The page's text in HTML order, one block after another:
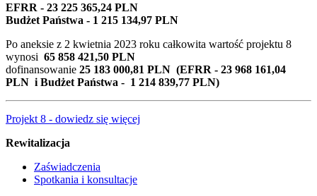
EFRR - 23 225 365,24 PLN
Budżet Państwa - 1 215 134,97 PLN
Po aneksie z 2 kwietnia 2023 roku całkowita wartość projektu 8
wynosi 65 858 421,50 PLN
dofinansowanie 25 183 000,81 PLN (EFRR - 23 968 161,04
PLN i Budżet Państwa - 1 214 839,77 PLN)
Projekt 8 - dowiedz się więcej
Rewitalizacja
Zaświadczenia
Spotkania i konsultacje